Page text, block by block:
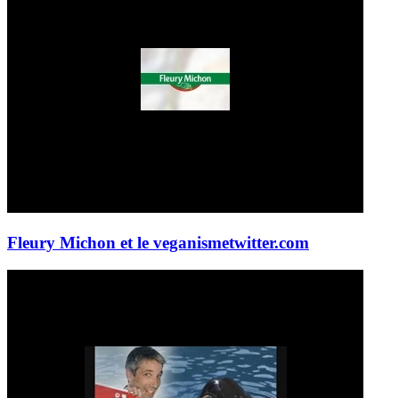
Fleury Michon et le veganismetwitter.com